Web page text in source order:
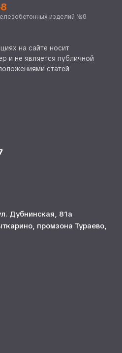
изделий №8
на сайте носит
и не является публичной
статей
Дубнинская, 81а
промзона Тураево,